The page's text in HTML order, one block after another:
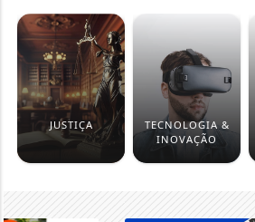
JUSTIÇA
TECNOLOGIA &
INOVAÇÃO